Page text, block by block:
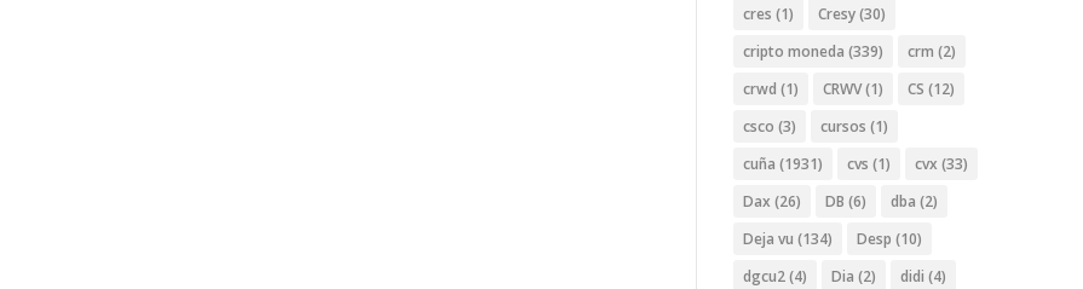
cres (1) Cresy(30)
cripto moneda (339) crm (2)
crwd (1) CRWV(1) CS (12)
csco (3) cursos (1)
cuña (1931) cvs (1) cvx (33)
Dax (26) DB (6) dba (2)
Deja vu (134) Desp (10)
dgcu2(4) Dia (2) didi (4)